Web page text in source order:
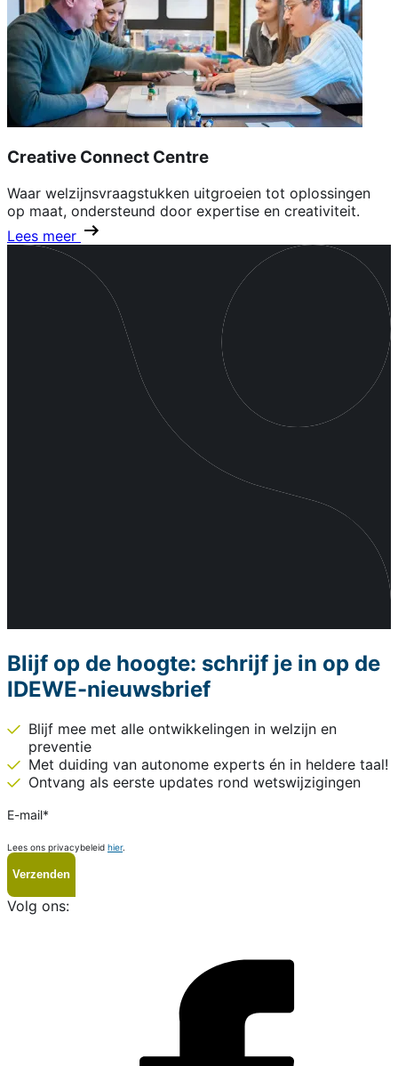
Creative Connect Centre
Waar welzijnsvraagstukken uitgroeien tot oplossingen
op maat, ondersteund door expertise en creativiteit.
Lees meer
Blijf op de hoogte: schrijf je in op de
IDEWE-nieuwsbrief
Blijf mee met alle ontwikkelingen in welzijn en
preventie
Met duiding van autonome experts én in heldere taal!
Ontvang als eerste updates rond wetswijzigingen
E-mail*
Lees ons privacybeleid hier.
Volg ons: